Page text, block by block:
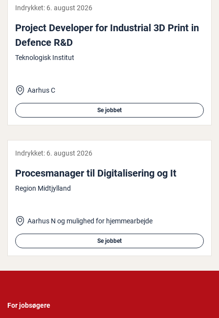
Indrykket: 6. august 2026
Project Developer for In­du­stri­al 3D Print in
Defence R&D
Teknologisk Institut
Aarhus C
Se jobbet
Indrykket: 6. august 2026
Pro­ces­ma­na­ger til Di­gi­ta­li­se­ring og It
Region Midtjylland
Aarhus N og mulighed for hjemmearbejde
Se jobbet
For jobsøgere